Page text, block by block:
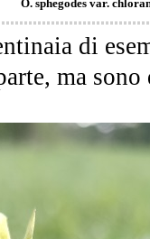
O. sphegodes var.
di
ma